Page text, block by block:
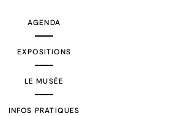
AGENDA
EXPOSITIONS
LE MUSÉE
INFOS PRATIQUES